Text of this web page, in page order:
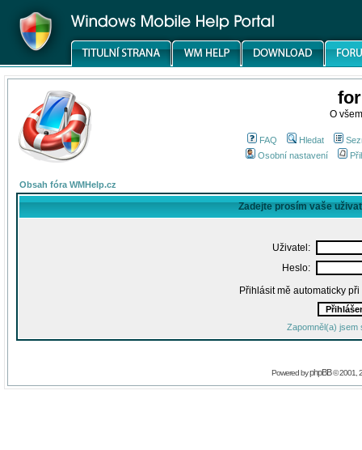
O
FAQ Hledat
Osobní nastavení
Obsah fóra WMHelp.cz
Zadejte prosím vaše
Uživatel:
Heslo:
Přihlásit mě automaticky
Zapomněl(a) jsem
Powered byphpBB© 2001,